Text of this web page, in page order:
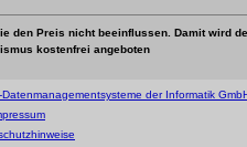
den Preis nicht beeinflussen. Damit wird
kostenfrei angeboten
Datenmanagementsysteme der Informatik